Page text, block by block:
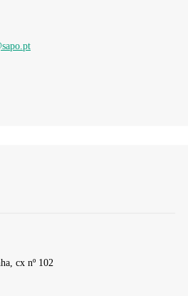
cx nº 102